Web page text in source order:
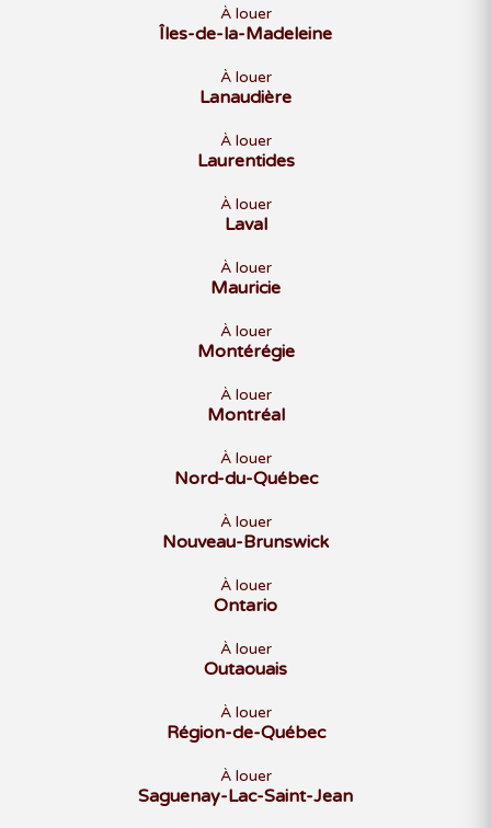
À louer
Îles-de-la-Madeleine
À louer
Lanaudière
À louer
Laurentides
À louer
Laval
À louer
Mauricie
À louer
Montérégie
À louer
Montréal
À louer
Nord-du-Québec
À louer
Nouveau-Brunswick
À louer
Ontario
À louer
Outaouais
À louer
Région-de-Québec
À louer
Saguenay-Lac-Saint-Jean